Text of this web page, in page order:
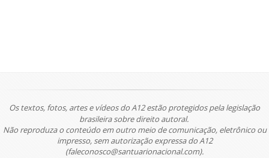
Os textos, fotos, artes e vídeos do A12 estão protegidos pela legislação
brasileira sobre direito autoral.
Não reproduza o conteúdo em outro meio de comunicação, eletrônico ou
impresso, sem autorização expressa do A12
(faleconosco@santuarionacional.com).